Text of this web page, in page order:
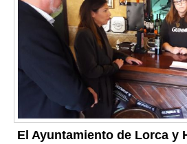
El Ayuntamiento de Lorca y